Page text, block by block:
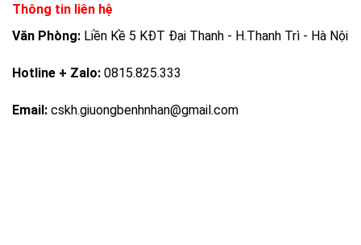
Thông tin liên hệ
Văn Phòng: Liền Kề 5 KĐT Đại Thanh - H.Thanh Trì - Hà Nội
Hotline + Zalo: 0815.825.333
Email: cskh.giuongbenhnhan@gmail.com